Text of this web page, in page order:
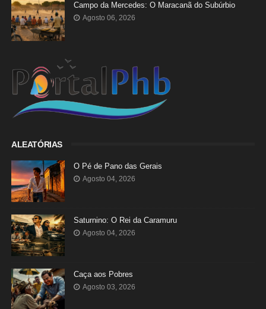
Campo da Mercedes: O Maracanã do Subúrbio
Agosto 06, 2026
ALEATÓRIAS
O Pé de Pano das Gerais
Agosto 04, 2026
Saturnino: O Rei da Caramuru
Agosto 04, 2026
Caça aos Pobres
Agosto 03, 2026